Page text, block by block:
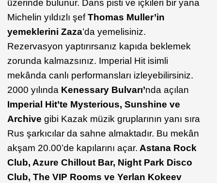
üzerinde bulunur. Dans pisti ve içkileri bir yana
Michelin yıldızlı şefThomas Muller’in
yemeklerini Zaza’da yemelisiniz.
Rezervasyon yaptırırsanız kapıda beklemek
zorunda kalmazsınız. Imperial Hit isimli
mekânda canlı performansları izleyebilirsiniz.
2000 yılında Kenessary Bulvarı’nda açılan
Imperial Hit’te Mysterious, Sunshine ve
Archive gibi Kazak müzik gruplarının yanı sıra
Rus şarkıcılar da sahne almaktadır. Bu mekân
akşam 20.00’de kapılarını açar. Astana Rock
Club, Azure Chillout Bar, Night Park Disco
Club, The VIP Rooms ve Yerlan Kokeev